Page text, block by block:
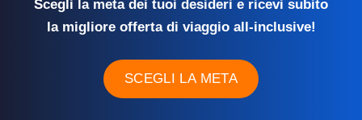
Scegli la meta dei tuoi desideri e ricevi subito
la migliore offerta di viaggio all-inclusive!
SCEGLI LA META